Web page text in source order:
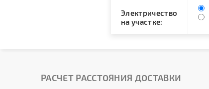
Электричество
на участке:
РАСЧЕТ РАССТОЯНИЯ ДОСТАВКИ